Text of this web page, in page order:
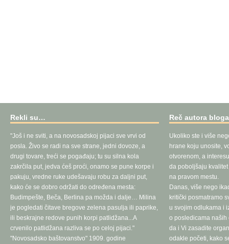
Rekli su…
"Još i ne sviti, a na novosadskoj pijaci sve vrvi od
posla. Živo se radi na sve strane, jedni dovoze, a
drugi tovare, treći se pogađaju; tu su silna kola
zakrčila put, jedva ćeš proći, onamo se pune korpe i
pakuju, vredne ruke udešavaju robu za daljni put,
kako će se dobro održati do određena mesta:
Budimpešte, Beča, Berlina pa možda i dalje… Milina
je pogledati čitave bregove zelena pasulja ili paprike,
ili beskrajne redove punih korpi patlidžana...A
crvenilo patlidžana razliva se po celoj pijaci."
"Novosadsko baštovanstvo" 1909. godine
Reč autora
Ukoliko ste i više
hrane koju unosite,
otvorenom, a
da poboljšaju
na pravom mestu.
Danas, više nego
kritički posmatramo
u svojim odlukama i
o posledicama naših
da i Vi zasadite
odakle početi, kako